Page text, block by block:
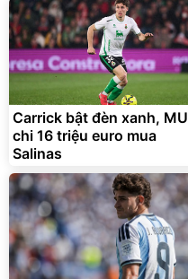
Carrick bật đèn xanh, MU
chi 16 triệu euro mua
Salinas